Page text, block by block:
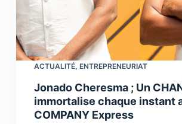
ACTUALITÉ, ENTREPRENEURIAT
Jonado Cheresma ; Un
immortalise chaque instant
COMPANY Express